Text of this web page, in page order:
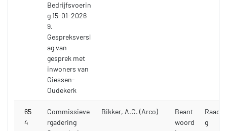
Bedrijfsvoerin
g 15-01-2026
9.
Gespreksversl
ag van
gesprek met
inwoners van
Giessen-
Oudekerk
65
4
Commissieve
rgadering
Bikker, A.C. (Arco)
Beant
woord
g